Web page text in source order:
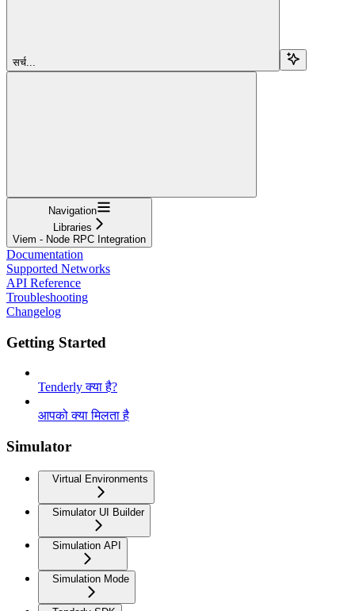
सर्च...
Navigation
Libraries
Viem - Node RPC Integration
Documentation
Supported Networks
API Reference
Troubleshooting
Changelog
Getting Started
Tenderly क्या है?
आपको क्या मिलता है
Simulator
Virtual Environments
Simulator UI Builder
Simulation API
Simulation Mode